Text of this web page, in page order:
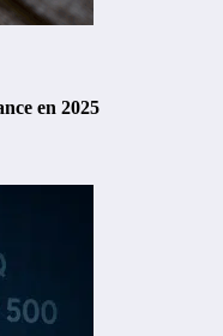
en 2025